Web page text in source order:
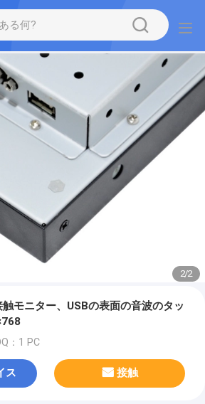
2/2
モニター、USBの表面の音波のタッ
：1 PC
ス 接触